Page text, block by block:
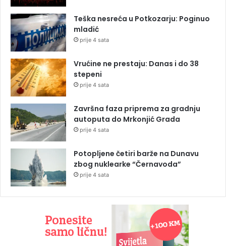
Teška nesreća u Potkozarju: Poginuo
mladić
prije 4 sata
Vrućine ne prestaju: Danas i do 38
stepeni
prije 4 sata
Završna faza priprema za gradnju
autoputa do Mrkonjić Grada
prije 4 sata
Potopljene četiri barže na Dunavu
zbog nuklearke “Černavoda”
prije 4 sata